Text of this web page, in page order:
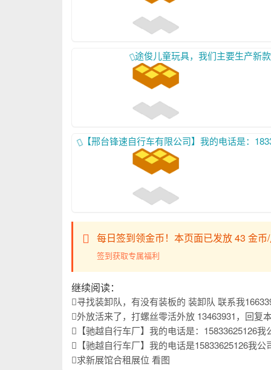
途俊儿童玩具，我们主要生产新
【邢台锋速自行车有限公司】我的电话是：18333923111、17732986765、我公司主要生产、各种类型的儿童自行车、平衡
每日签到领金币！本页面已发放 43 金币
签到获取专属福利
继续阅读：
寻找装卸队，有没有装板的 装卸队 联系我
外放活来了，打螺丝零活外放 13463931，回复
【驰越自行车厂】我的电话是：15833625126我公司主要生产儿童自行车，山地车，学生车我们始终以优
【驰越自行车厂】我的电话是15833625126我公司主要生产儿童自行车，学生车，山地车我们始终以优
求新展馆合租展位 看图